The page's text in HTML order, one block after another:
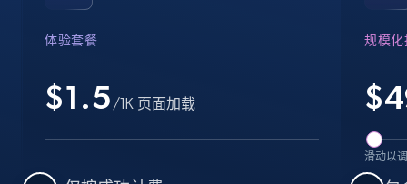
Name, URL, ID, Cb rank, Region, About,
Industries, Operating status, and more.
体验套餐
$1.5 /1K 页面加载
规模化
$
滑动以